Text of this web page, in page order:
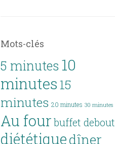
Mots-clés
5 minutes 10
minutes15
minutes 20 minutes 30 minutes
Au four buffet debout
diététiquedîner